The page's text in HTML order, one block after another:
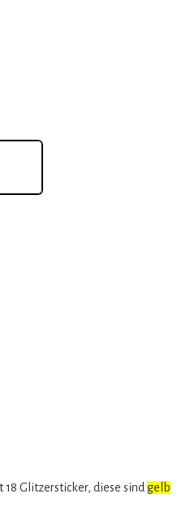
Glitzersticker, diese sind gelb